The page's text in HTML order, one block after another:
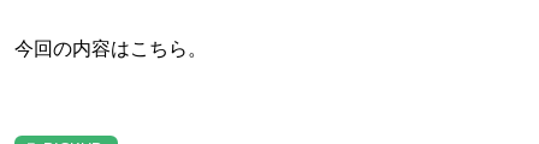
今回の内容はこちら。